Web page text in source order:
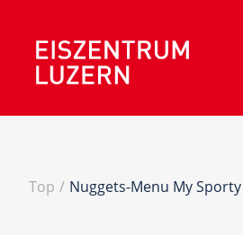
Top / Nuggets-Menu My Sporty